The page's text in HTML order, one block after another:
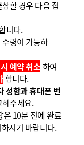
할 경우 다음 접
니다.
령이 가능하
예약 취소하여
합니다.
성함과 휴대폰 번
해주세요.
은 10분 전에 완료
시기 바랍니다.